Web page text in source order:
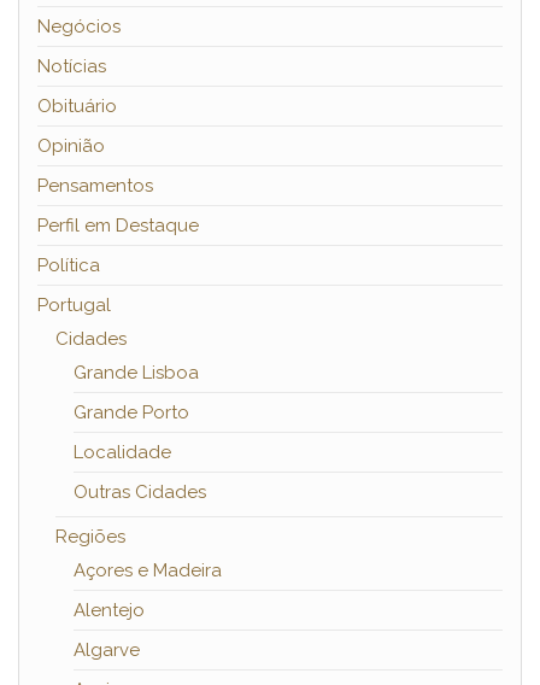
Negócios
Notícias
Obituário
Opinião
Pensamentos
Perfil em Destaque
Política
Portugal
Cidades
Grande Lisboa
Grande Porto
Localidade
Outras Cidades
Regiões
Açores e Madeira
Alentejo
Algarve